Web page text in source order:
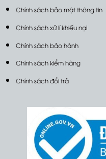
Chính sách bảo mật thông tin
Chính sách xử lí khiếu nại
Chính sách bảo hành
Chính sách kiểm hàng
Chính sách đổi trả